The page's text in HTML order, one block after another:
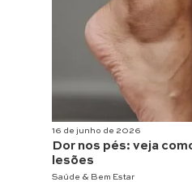
16 de junho de 2026
Dor nos pés: veja
lesões
Saúde & Bem Estar